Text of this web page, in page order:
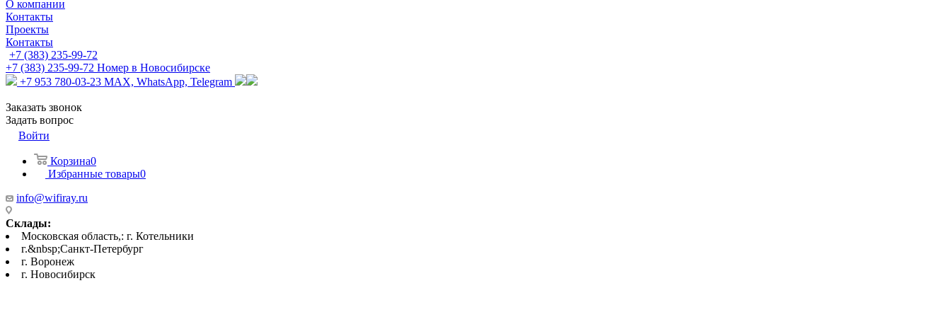
О компании
Контакты
Проекты
Контакты
+7 (383) 235-99-72
+7 (383) 235-99-72 Номер в Новосибирске
+7 953 780-03-23 MAX, WhatsApp, Telegram
Заказать звонок
Задать вопрос
Войти
Корзина0
Избранные товары0
info@wifiray.ru
Склады:
Московская область,: г. Котельники
г.&nbsp;Санкт-Петербург
г. Воронеж
г. Новосибирск